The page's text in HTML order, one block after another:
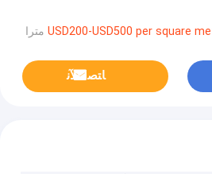
MOQ：5 مترا
ﺎﺘﺼﻟ ﺍﻶﻧ